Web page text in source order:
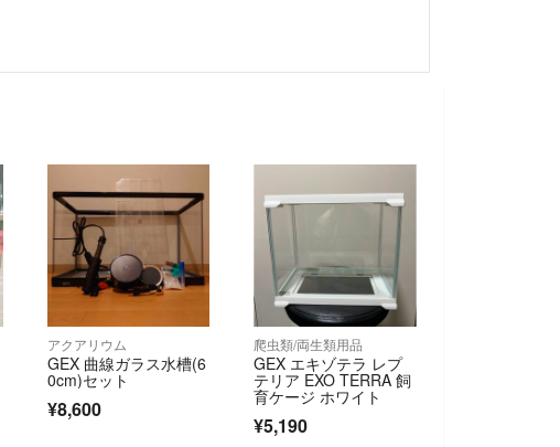
アクアリウム
GEX 曲線ガラス水槽(6
0cm)セット
¥8,600
爬虫類/両生類用品
GEX エキゾテラ レプ
テリア EXO TERRA 飼
育ケージ ホワイト
¥5,190